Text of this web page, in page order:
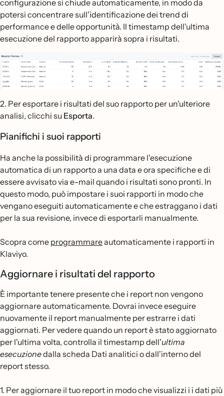
configurazione si chiude automaticamente, in modo da
potersi concentrare sull'identificazione dei trend di
performance e delle opportunità. Il timestamp dell'ultima
esecuzione del rapporto apparirà sopra i risultati.
2. Per esportare i risultati del suo rapporto per un'ulteriore
analisi, clicchi su Esporta.
Pianifichi i suoi rapporti
Ha anche la possibilità di programmare l'esecuzione
automatica di un rapporto a una data e ora specifiche e di
essere avvisato via e-mail quando i risultati sono pronti. In
questo modo, può impostare i suoi rapporti in modo che
vengano eseguiti automaticamente e che estraggano i dati
per la sua revisione, invece di esportarli manualmente.
Scopra come programmareautomaticamente i rapporti in
Klaviyo.
Aggiornare i risultati del rapporto
È importante tenere presente che i report non vengono
aggiornare automaticamente. Dovrai invece eseguire
nuovamente il report manualmente per estrarre i dati
aggiornati. Per vedere quando un report è stato aggiornato
per l'ultima volta, controlla il timestamp dell'ultima
esecuzionedalla scheda Dati analitici o dall'interno del
report stesso.
1. Per aggiornare il tuo report in modo che visualizzi i i dati più